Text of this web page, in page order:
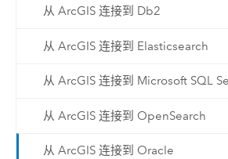
从 ArcGIS 连接到 Db2
从 ArcGIS 连接到 Elasticsearch
从 ArcGIS 连接到 Microsoft SQL
从 ArcGIS 连接到 OpenSearch
从 ArcGIS 连接到 Oracle